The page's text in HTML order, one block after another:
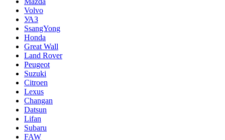
Volvo
УАЗ
SsangYong
Honda
Great Wall
Land Rover
Peugeot
Suzuki
Citroen
Lexus
Changan
Datsun
Lifan
Subaru
FAW